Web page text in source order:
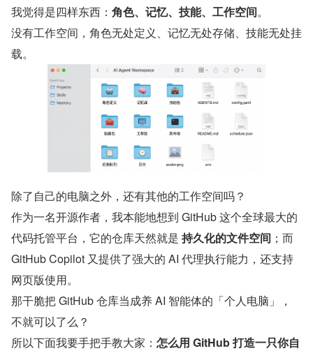
我觉得是四样东西： 角色、记忆、技能、工作空间。
没有工作空间，角色无处定义、记忆无处存储、技能无处挂
载。
除了自己的电脑之外，还有其他的工作空间吗？
作为一名开源作者，我本能地想到 GitHub 这个全球最大的
代码托管平台，它的仓库天然就是 持久化的文件空间 ；而
GitHub Copilot 又提供了强大的 AI 代理执行能力，还支持
网页版使用。
那干脆把 GitHub 仓库当成养 AI 智能体的「个人电脑」，
不就可以了么？
所以下面我要手把手教大家： 怎么用 GitHub 打造一只你自